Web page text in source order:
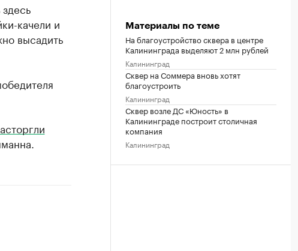
качели и
высадить
Материалы по теме
На благоустройство сквера в центре
Калининграда выделяют 2 млн рублей
Калининград
Сквер на Соммера вновь хотят
благоустроить
Калининград
Сквер возле ДС «Юность» в
Калининграде построит столичная
компания
Калининград